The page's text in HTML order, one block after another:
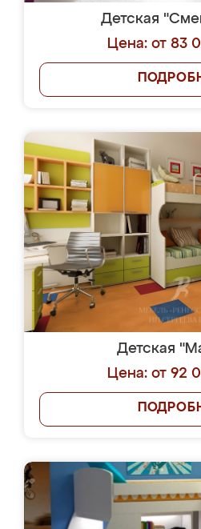
Детская
Цена: от 83
Детская
Цена: от 92